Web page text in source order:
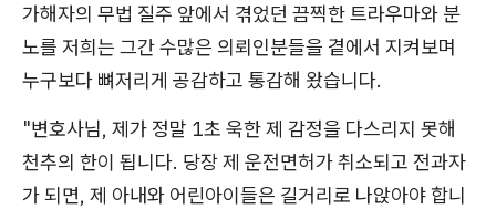
가해자의 무법 질주 앞에서 겪었던 끔찍한 트라우마와 분
노를 저희는 그간 수많은 의뢰인분들을 곁에서 지켜보며
누구보다 뼈저리게 공감하고 통감해 왔습니다.
"변호사님, 제가 정말 1초 욱한 제 감정을 다스리지 못해
천추의 한이 됩니다. 당장 제 운전면허가 취소되고 전과자
가 되면, 제 아내와 어린아이들은 길거리로 나앉아야 합니